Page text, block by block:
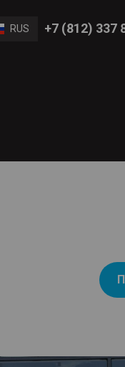
RUS +7 (812) 337